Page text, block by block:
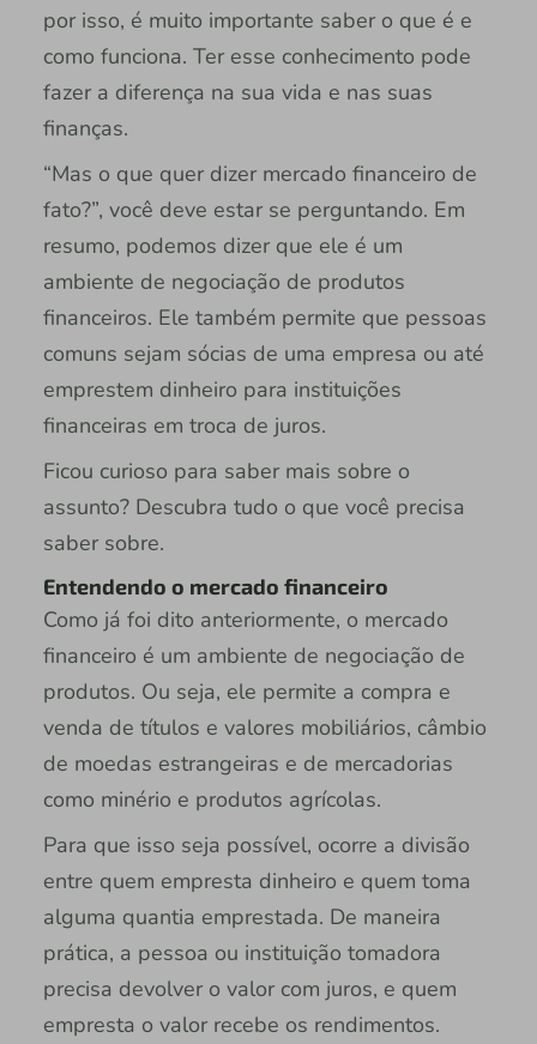
por isso, é muito importante saber o que é e
como funciona. Ter esse conhecimento pode
fazer a diferença na sua vida e nas suas
finanças.
“Mas o que quer dizer mercado financeiro de
fato?”, você deve estar se perguntando. Em
resumo, podemos dizer que ele é um
ambiente de negociação de produtos
financeiros. Ele também permite que pessoas
comuns sejam sócias de uma empresa ou até
emprestem dinheiro para instituições
financeiras em troca de juros.
Ficou curioso para saber mais sobre o
assunto? Descubra tudo o que você precisa
saber sobre.
Entendendo o mercado financeiro
Como já foi dito anteriormente, o mercado
financeiro é um ambiente de negociação de
produtos. Ou seja, ele permite a compra e
venda de títulos e valores mobiliários, câmbio
de moedas estrangeiras e de mercadorias
como minério e produtos agrícolas.
Para que isso seja possível, ocorre a divisão
entre quem empresta dinheiro e quem toma
alguma quantia emprestada. De maneira
prática, a pessoa ou instituição tomadora
precisa devolver o valor com juros, e quem
empresta o valor recebe os rendimentos.